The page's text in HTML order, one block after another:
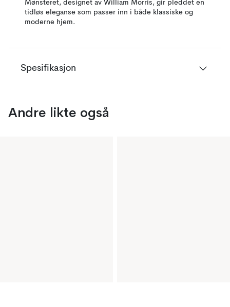
Mønsteret, designet av William Morris, gir pleddet en
tidløs eleganse som passer inn i både klassiske og
moderne hjem.
Spesifikasjon
Andre likte også